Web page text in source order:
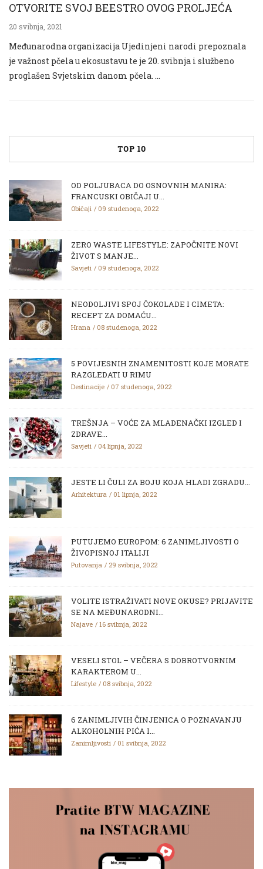
OTVORITE SVOJ BEESTRO OVOG PROLJEĆA
20 svibnja, 2021
Međunarodna organizacija Ujedinjeni narodi prepoznala
je važnost pčela u ekosustavu te je 20. svibnja i službeno
proglašen Svjetskim danom pčela. …
TOP 10
OD POLJUBACA DO OSNOVNIH MANIRA:
FRANCUSKI OBIČAJI U...
Običaji 09 studenoga, 2022
ZERO WASTE LIFESTYLE: ZAPOČNITE NOVI
ŽIVOT S MANJE...
Savjeti 09 studenoga, 2022
NEODOLJIVI SPOJ ČOKOLADE I CIMETA:
RECEPT ZA DOMAĆU...
Hrana 08 studenoga, 2022
5 POVIJESNIH ZNAMENITOSTI KOJE MORATE
RAZGLEDATI U RIMU
Destinacije 07 studenoga, 2022
TREŠNJA – VOĆE ZA MLADENAČKI IZGLED I
ZDRAVE...
Savjeti 04 lipnja, 2022
JESTE LI ČULI ZA BOJU KOJA HLADI ZGRADU...
Arhitektura 01 lipnja, 2022
PUTUJEMO EUROPOM: 6 ZANIMLJIVOSTI O
ŽIVOPISNOJ ITALIJI
Putovanja 29 svibnja, 2022
VOLITE ISTRAŽIVATI NOVE OKUSE? PRIJAVITE
SE NA MEĐUNARODNI...
Najave 16 svibnja, 2022
VESELI STOL – VEČERA S DOBROTVORNIM
KARAKTEROM U...
Lifestyle 08 svibnja, 2022
6 ZANIMLJIVIH ČINJENICA O POZNAVANJU
ALKOHOLNIH PIĆA I...
Zanimljivosti 01 svibnja, 2022